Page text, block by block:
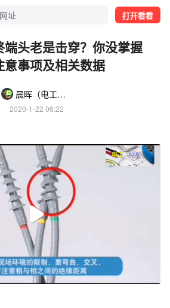
打开看看
端头老是击穿？你没掌握
意事项及相关数据
晨晖（电工123）
2020-1-22 06:22